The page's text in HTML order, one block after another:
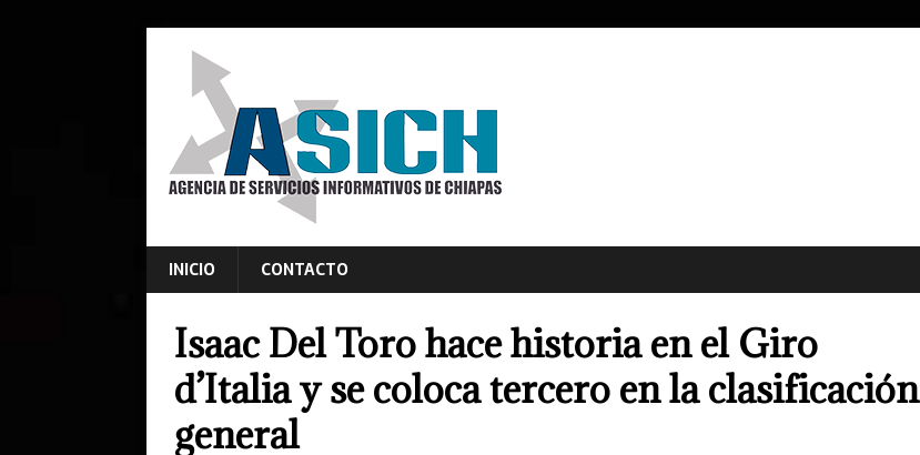
INICIO CONTACTO
Isaac Del Toro hace historia en el Giro
d’Italia y se coloca tercero en la clasificación
general